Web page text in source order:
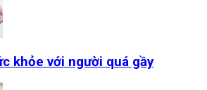
khỏe với người quá gầy